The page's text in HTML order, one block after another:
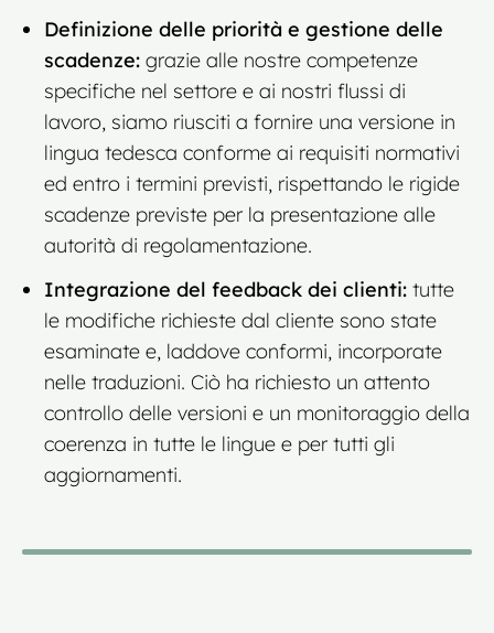
Definizione delle priorità e gestione delle
scadenze: grazie alle nostre competenze
specifiche nel settore e ai nostri flussi di
lavoro, siamo riusciti a fornire una versione in
lingua tedesca conforme ai requisiti normativi
ed entro i termini previsti, rispettando le rigide
scadenze previste per la presentazione alle
autorità di regolamentazione.
Integrazione del feedback dei clienti: tutte
le modifiche richieste dal cliente sono state
esaminate e, laddove conformi, incorporate
nelle traduzioni. Ciò ha richiesto un attento
controllo delle versioni e un monitoraggio della
coerenza in tutte le lingue e per tutti gli
aggiornamenti.